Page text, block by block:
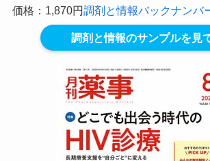
価格：1,870円調剤と情報バックナンバ
調剤と情報のサンプルを見